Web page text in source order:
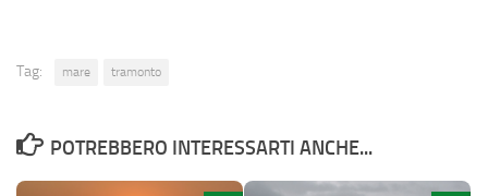
Tag: mare tramonto
POTREBBERO INTERESSARTI ANCHE...